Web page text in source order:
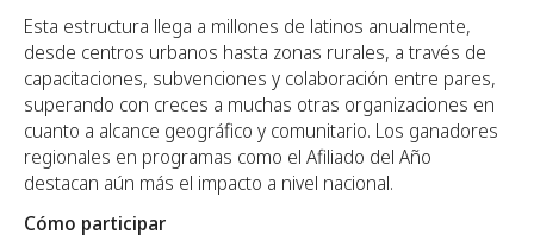
Esta estructura llega a millones de latinos anualmente,
desde centros urbanos hasta zonas rurales, a través de
capacitaciones, subvenciones y colaboración entre pares,
superando con creces a muchas otras organizaciones en
cuanto a alcance geográfico y comunitario. Los ganadores
regionales en programas como el Afiliado del Año
destacan aún más el impacto a nivel nacional.
Cómo participar